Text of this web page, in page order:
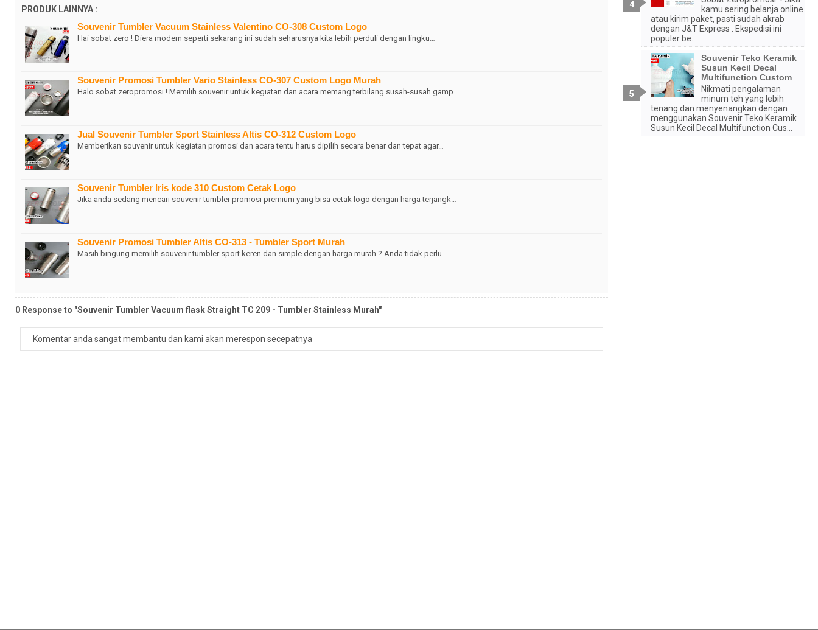
PRODUK LAINNYA :
Souvenir Tumbler Vacuum Stainless Valentino CO-308 Custom Logo
Hai sobat zero ! Diera modern seperti sekarang ini sudah seharusnya kita lebih perduli dengan lingku…
Souvenir Promosi Tumbler Vario Stainless CO-307 Custom Logo Murah
Halo sobat zeropromosi ! Memilih souvenir untuk kegiatan dan acara memang terbilang susah-susah gamp…
Jual Souvenir Tumbler Sport Stainless Altis CO-312 Custom Logo
Memberikan souvenir untuk kegiatan promosi dan acara tentu harus dipilih secara benar dan tepat agar…
Souvenir Tumbler Iris kode 310 Custom Cetak Logo
Jika anda sedang mencari souvenir tumbler promosi premium yang bisa cetak logo dengan harga terjangk…
Souvenir Promosi Tumbler Altis CO-313 - Tumbler Sport Murah
Masih bingung memilih souvenir tumbler sport keren dan simple dengan harga murah ? Anda tidak perlu …
0 Response to "Souvenir Tumbler Vacuum flask Straight TC 209 - Tumbler Stainless Murah"
Komentar anda sangat membantu dan kami akan merespon secepatnya
kamu sering belanja online
atau kirim paket, pasti sudah akrab
dengan J&T Express . Ekspedisi ini
populer be...
Souvenir Teko Keramik
Susun Kecil Decal
Multifunction Custom
Nikmati pengalaman
minum teh yang lebih
tenang dan menyenangkan dengan
menggunakan Souvenir Teko Keramik
Susun Kecil Decal Multifunction Cus...